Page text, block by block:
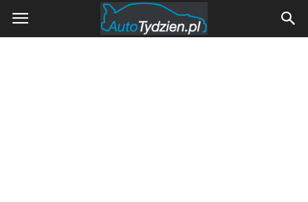
AutoTydzien.pl